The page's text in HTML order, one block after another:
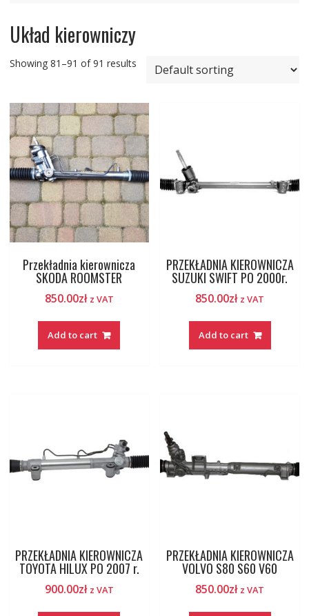
Układ kierowniczy
Showing 81–91 of 91 results
Przekładnia kierownicza
SKODA ROOMSTER
850.00zł z VAT
Add to cart
PRZEKŁADNIA KIEROWNICZA
SUZUKI SWIFT PO 2000r.
850.00zł z VAT
Add to cart
PRZEKŁADNIA KIEROWNICZA
TOYOTA HILUX PO 2007 r.
900.00zł z VAT
PRZEKŁADNIA KIEROWNICZA
VOLVO S80 S60 V60
850.00zł z VAT